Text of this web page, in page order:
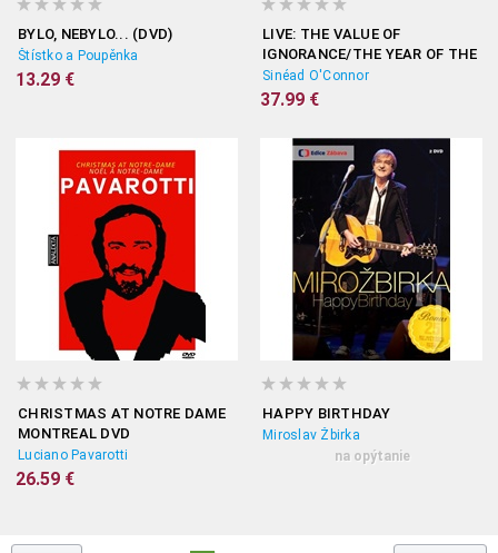
BYLO, NEBYLO... (DVD)
Štístko a Poupěnka
13.29 €
LIVE: THE VALUE OF
IGNORANCE/THE YEAR OF THE
HORSE
Sinéad O'Connor
37.99 €
CHRISTMAS AT NOTRE DAME
MONTREAL DVD
Luciano Pavarotti
26.59 €
HAPPY BIRTHDAY
Miroslav Žbirka
na opýtanie